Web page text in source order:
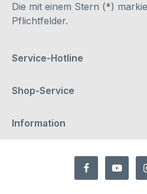
Die mit einem Stern (*)
Pflichtfelder.
Service-Hotline
Shop-Service
Information